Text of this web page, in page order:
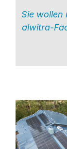
Sie wollen
alwitra-